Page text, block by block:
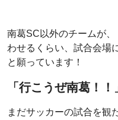
南葛SC以外のチームが
わせるくらい、試合会場
と願っています！
「行こうぜ南葛！！
まだサッカーの試合を観